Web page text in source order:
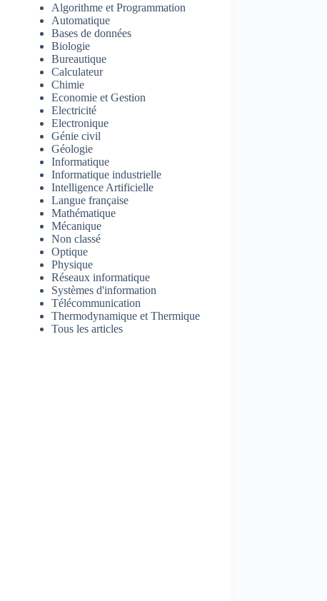
Algorithme et Programmation
Automatique
Bases de données
Biologie
Bureautique
Calculateur
Chimie
Economie et Gestion
Electricité
Electronique
Génie civil
Géologie
Informatique
Informatique industrielle
Intelligence Artificielle
Langue française
Mathématique
Mécanique
Non classé
Optique
Physique
Réseaux informatique
Systèmes d'information
Télécommunication
Thermodynamique et Thermique
Tous les articles